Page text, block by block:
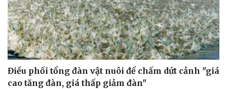
Văn hóa
Sân khấu - Điện ảnh
Văn học
Di sản
Giải trí
Nghệ sĩ
Thời trang
Điều phối tổng đàn vật nuôi để chấm dứt cảnh "giá
cao tăng đàn, giá thấp giảm đàn"